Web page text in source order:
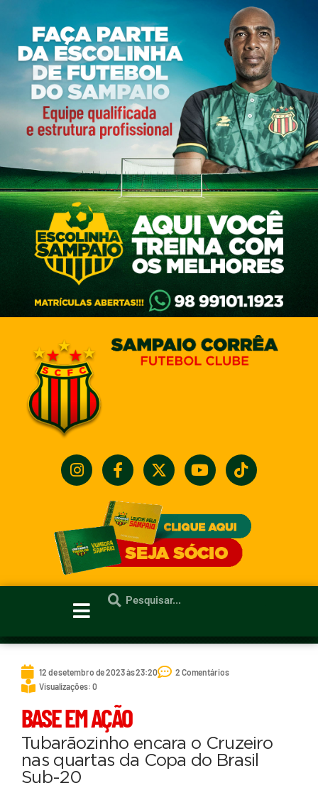
12 de setembro de 2023 às 23:20
2 Comentários
Visualizações: 0
BASE EM AÇÃO
Tubarãozinho encara o Cruzeiro
nas quartas da Copa do Brasil
Sub-20